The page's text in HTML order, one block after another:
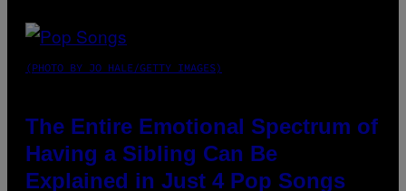
(PHOTO BY JO HALE/GETTY IMAGES)
The Entire Emotional Spectrum of
Having a Sibling Can Be
Explained in Just 4 Pop Songs